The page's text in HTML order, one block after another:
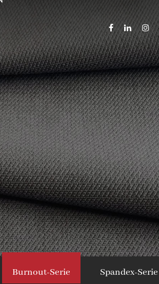
Burnout-Serie Spandex-Serie